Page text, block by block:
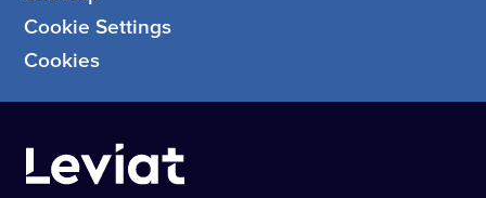
Cookie Settings
Cookies